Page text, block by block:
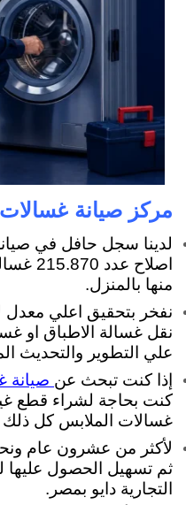
مركز صيانة غسالات
لدينا سجل حافل في
منها بالمنزل.
نفخر بتحقيق اعلي معدل
نقل غسالة الاطباق او
علي التطوير والتحديث
إذا كنت تبحث عن صيانة
كنت بحاجة لشراء قطع
غسالات الملابس كل ذلك
لأكثر من عشرون عام
ثم تسهيل الحصول عليها
التجارية دايو بمصر.